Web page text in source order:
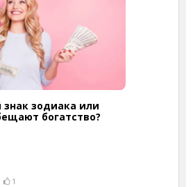
зодиака или
богатство?
1